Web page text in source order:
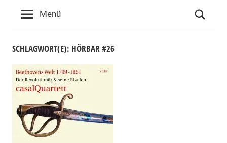
der
nmz
Menü
SCHLAGWORT(E): HÖRBAR #26